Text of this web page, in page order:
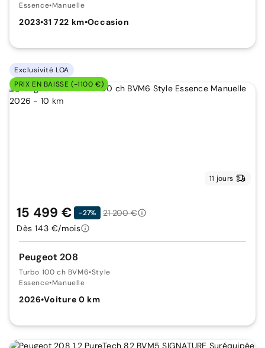
Essence•Manuelle
2023•31 722 km•Occasion
Exclusivité LOA
PRIX EN BAISSE (-1100 €)
11 jours
Peugeot 208
Turbo 100 ch BVM6•Style
Essence•Manuelle
2026•Voiture 0 km
15 499 € -27%
21 200 €
Dès 143 €/mois